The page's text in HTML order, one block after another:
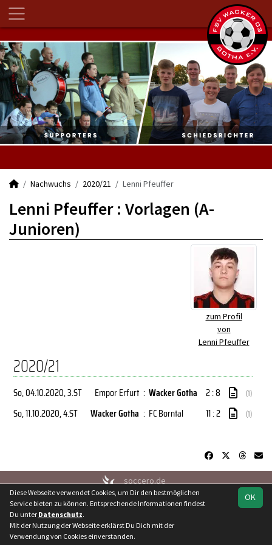
Nachwuchs 2020/21 Lenni Pfeuffer
Lenni Pfeuffer : Vorlagen (A-
Junioren)
zum Profil
von
Lenni Pfeuffer
2020/21
So, 04.10.2020, 3.ST Empor Erfurt : Wacker Gotha 2 : 8 (1)
So, 11.10.2020, 4.ST Wacker Gotha : FC Borntal 11 : 2 (1)
soccero.de
© 2006 - 2026
Besucherstatistik Kontakt
Datenschutz
OK
Diese Webseite verwendet Cookies, um Dir den bestmöglichen
Service bieten zu können. Entsprechende Informationen findest
Du unter Datenschutz.
Mit der Nutzung der Webseite erklärst Du Dich mit der
Verwendung von Cookies einverstanden.